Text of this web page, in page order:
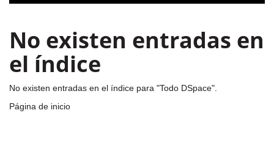
No existen entradas en
el índice
No existen entradas en el índice para "Todo DSpace".
Página de inicio